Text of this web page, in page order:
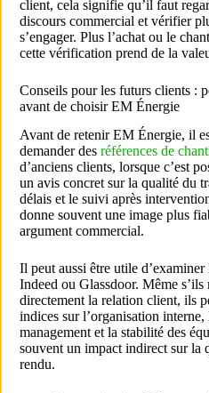
client, cela signifie qu’il faut
discours commercial et vérifier
s’engager. Plus l’achat ou le
cette vérification prend de la
Conseils pour les futurs clients :
avant de choisir EM Énergie
Avant de retenir EM Énergie, il
demander des références de
d’anciens clients, lorsque c’est
un avis concret sur la qualité du
délais et le suivi après
donne souvent une image plus
argument commercial.
Il peut aussi être utile d’examiner
Indeed ou Glassdoor. Même s’ils
directement la relation client, ils
indices sur l’organisation
management et la stabilité des
souvent un impact indirect sur la
rendu.